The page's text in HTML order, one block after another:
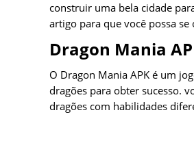
construir uma bela cidade
artigo para que você possa
Dragon Mania
O Dragon Mania APK é um
dragões para obter sucesso.
dragões com habilidades